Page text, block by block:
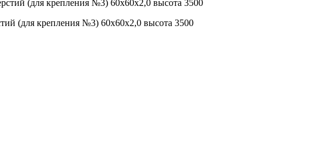
(для крепления №3) 60х60х2,0 высота 3500